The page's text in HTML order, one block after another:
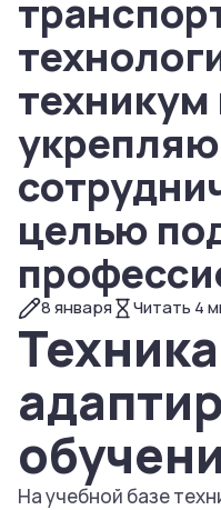
целью
8 января Читать 4
На учебной базе